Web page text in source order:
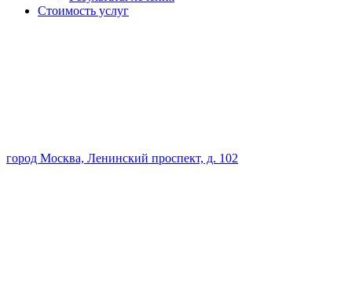
Стоимость услуг
город Москва, Ленинский проспект, д. 102